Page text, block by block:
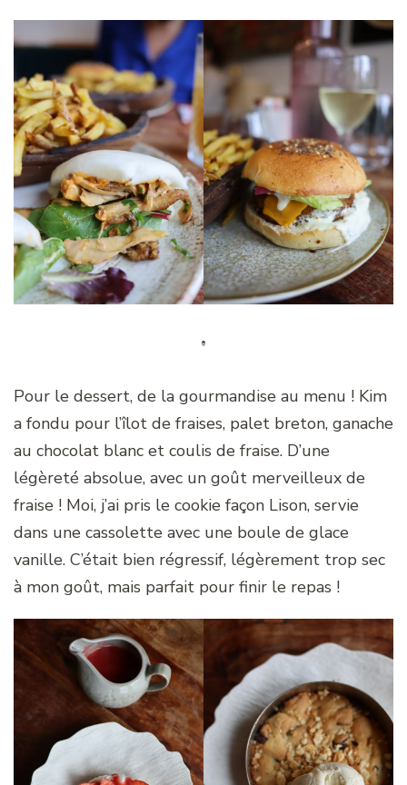
Pour le dessert, de la gourmandise au menu ! Kim
a fondu pour l’îlot de fraises, palet breton, ganache
au chocolat blanc et coulis de fraise. D’une
légèreté absolue, avec un goût merveilleux de
fraise ! Moi, j’ai pris le cookie façon Lison, servie
dans une cassolette avec une boule de glace
vanille. C’était bien régressif, légèrement trop sec
à mon goût, mais parfait pour finir le repas !